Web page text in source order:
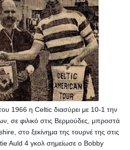
1966 η Celtic διασύρει με 10-1 την
σε φιλικό στις Βερμούδες, μπροστά
στο ξεκίνημα της τουρνέ της στις
Auld 4 γκολ σημείωσε ο Bobby